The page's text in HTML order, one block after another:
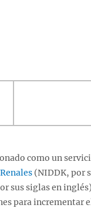
como un
(NIDDK, por
sus siglas en
para incrementar